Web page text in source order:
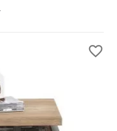
favorite_border